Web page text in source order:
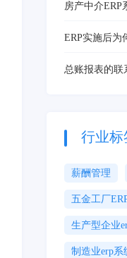
房产中介ERP
ERP实施后为
总账报表的联
行业标
薪酬管理
五金工厂
生产型企业
制造业erp系